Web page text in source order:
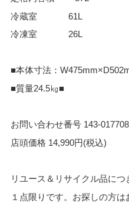
冷蔵室 61L
冷凍室 26L
■本体寸法：
■質量24.5㎏■
お問い合わせ番号 143-
店頭価格 14,990円(税込)
リユース＆リサイクル品につ
１点限りです。お探しの方は